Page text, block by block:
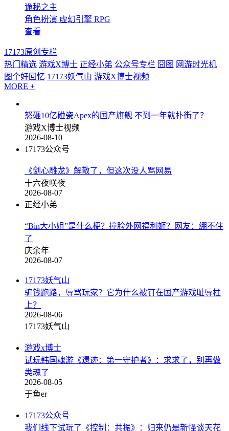
诡秘之主
角色扮演 虚幻引擎 RPG
查看
17173原创专栏
热门精选 游戏X博士 正经小弟 公众号专栏 囧图 网游时光机
图个好回忆 17173妖气山 游戏X博士视频
MORE +
怒砸10亿碰瓷Apex的国产旗舰 不到一年就扑街了？
游戏X博士视频
2026-08-10
17173公众号
《剑心雕龙》解散了，但这次没人骂网易
十六夜咲夜
2026-08-07
正经小弟
“Bin大小姐”是什么梗？撞脸外网福利姬？网友：绷不住
了
庆余年
2026-08-07
17173妖气山
骗钱跑路，辱骂玩家？它为什么被钉在国产游戏耻辱柱
上？
2026-08-06
17173妖气山
游戏x博士
试玩韩国魂游《遗迹：第一守护者》：求求了，别再做
类魂了
2026-08-05
于鱼er
17173公众号
我们线下试玩了《控制：共振》：归来仍是新怪谈天花